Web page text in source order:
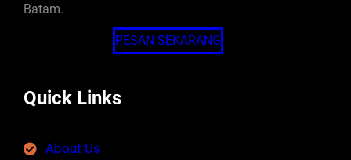
Batam.
PESAN SEKARANG
Quick Links
About Us